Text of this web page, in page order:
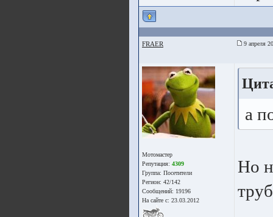
FRAER 9 апреля
Мотомастер
Репутация: 4309
Группа: Посетители
Регион: 42/142
Сообщений: 19196
На сайте с: 23.03.2012
а
Но